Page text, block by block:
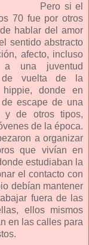
Pero si el
70 fue por otros
hablar del amor
sentido abstracto
afecto, incluso
una juventud
de vuelta de la
donde en
escape de una
y de otros tipos,
de la época.
a organizar
que vivían en
estudiaban la
el contacto con
debían mantener
fuera de las
ellos mismos
en las calles para